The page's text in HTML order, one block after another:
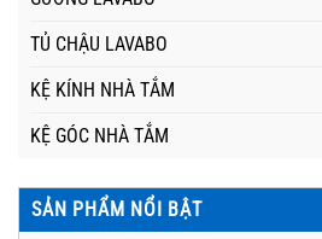
TỦ CHẬU LAVABO
KỆ KÍNH NHÀ TẮM
KỆ GÓC NHÀ TẮM
SẢN PHẨM NỔI BẬT